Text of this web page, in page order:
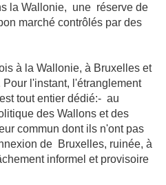
la Wallonie, une réserve de
marché contrôlés par des
à la Wallonie, à Bruxelles et
l'instant, l'étranglement
tout entier dédié:- au
des Wallons et des
commun dont ils n'ont pas
de Bruxelles, ruinée, à
informel et provisoire